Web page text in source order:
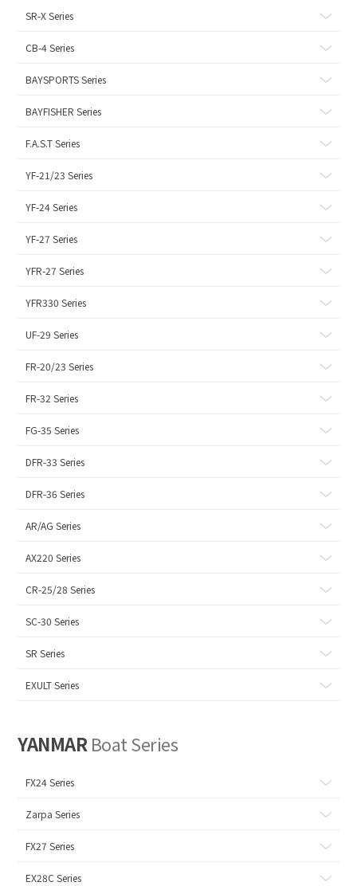
SR-X Series
CB-4 Series
BAYSPORTS Series
BAYFISHER Series
F.A.S.T Series
YF-21/23 Series
YF-24 Series
YF-27 Series
YFR-27 Series
YFR330 Series
UF-29 Series
FR-20/23 Series
FR-32 Series
FG-35 Series
DFR-33 Series
DFR-36 Series
AR/AG Series
AX220 Series
CR-25/28 Series
SC-30 Series
SR Series
EXULT Series
YANMARBoat Series
FX24 Series
Zarpa Series
FX27 Series
EX28C Series